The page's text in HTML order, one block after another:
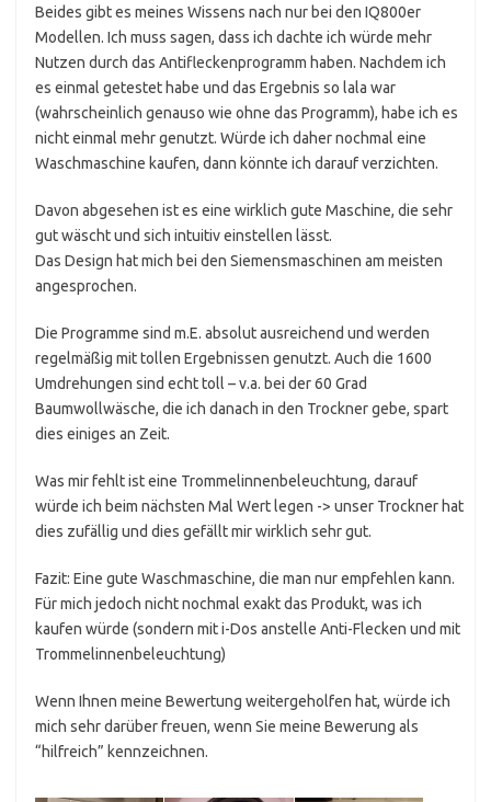
Beides gibt es meines Wissens nach nur bei den IQ800er
Modellen. Ich muss sagen, dass ich dachte ich würde mehr
Nutzen durch das Antifleckenprogramm haben. Nachdem ich
es einmal getestet habe und das Ergebnis so lala war
(wahrscheinlich genauso wie ohne das Programm), habe ich es
nicht einmal mehr genutzt. Würde ich daher nochmal eine
Waschmaschine kaufen, dann könnte ich darauf verzichten.
Davon abgesehen ist es eine wirklich gute Maschine, die sehr
gut wäscht und sich intuitiv einstellen lässt.
Das Design hat mich bei den Siemensmaschinen am meisten
angesprochen.
Die Programme sind m.E. absolut ausreichend und werden
regelmäßig mit tollen Ergebnissen genutzt. Auch die 1600
Umdrehungen sind echt toll – v.a. bei der 60 Grad
Baumwollwäsche, die ich danach in den Trockner gebe, spart
dies einiges an Zeit.
Was mir fehlt ist eine Trommelinnenbeleuchtung, darauf
würde ich beim nächsten Mal Wert legen -> unser Trockner hat
dies zufällig und dies gefällt mir wirklich sehr gut.
Fazit: Eine gute Waschmaschine, die man nur empfehlen kann.
Für mich jedoch nicht nochmal exakt das Produkt, was ich
kaufen würde (sondern mit i-Dos anstelle Anti-Flecken und mit
Trommelinnenbeleuchtung)
Wenn Ihnen meine Bewertung weitergeholfen hat, würde ich
mich sehr darüber freuen, wenn Sie meine Bewerung als
“hilfreich” kennzeichnen.